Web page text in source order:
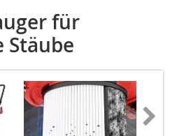
für
Stäube